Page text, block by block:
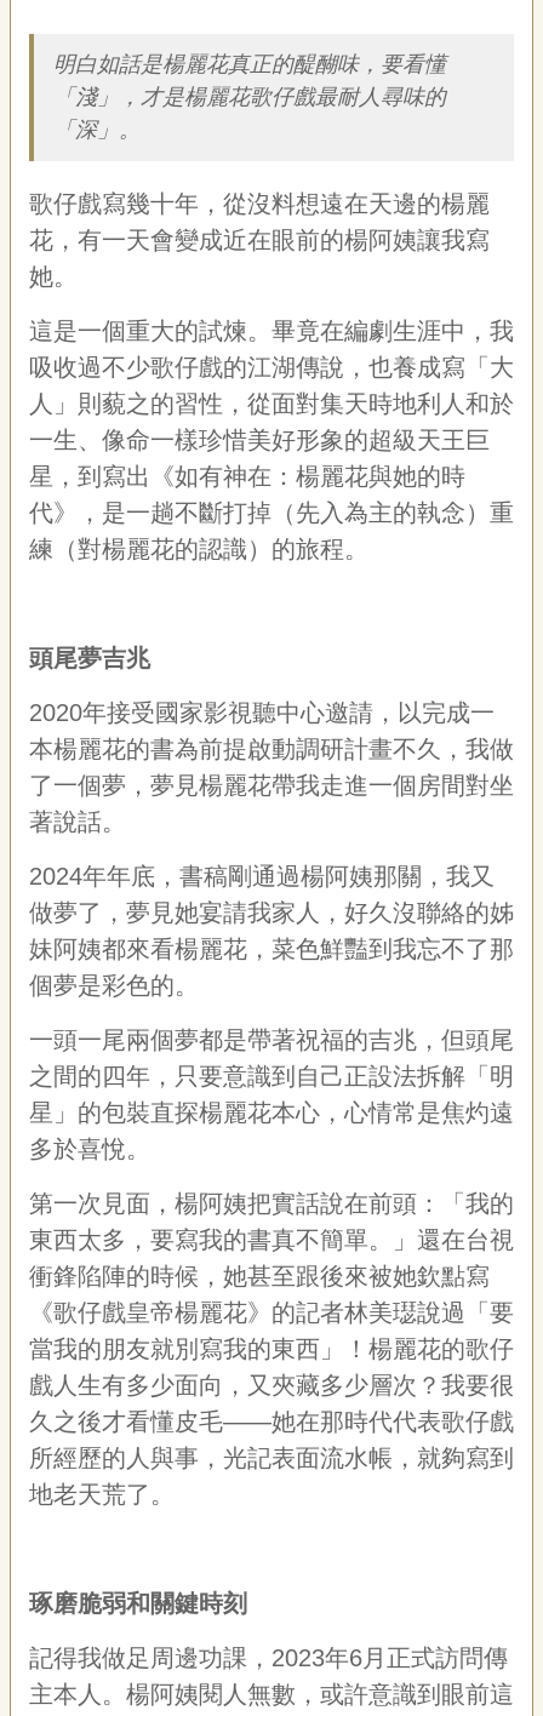
影
音
專
區
關
於
們
隱
私
權
宣
告
網
導
覽
聯
絡
我
資
安
全
策
訊
府
站
資
開
宣
告
網
導
覽
e
o
o
明白如話是楊麗花真正的醍醐味，要看懂
「淺」，才是楊麗花歌仔戲最耐人尋味的
「深」。
歌仔戲寫幾十年，從沒料想遠在天邊的楊麗
花，有一天會變成近在眼前的楊阿姨讓我寫
她。
這是一個重大的試煉。畢竟在編劇生涯中，我
吸收過不少歌仔戲的江湖傳說，也養成寫「大
人」則藐之的習性，從面對集天時地利人和於
一生、像命一樣珍惜美好形象的超級天王巨
星，到寫出《如有神在：楊麗花與她的時
代》，是一趟不斷打掉（先入為主的執念）重
練（對楊麗花的認識）的旅程。
頭尾夢吉兆
2020年接受國家影視聽中心邀請，以完成一
本楊麗花的書為前提啟動調研計畫不久，我做
了一個夢，夢見楊麗花帶我走進一個房間對坐
著說話。
2024年年底，書稿剛通過楊阿姨那關，我又
做夢了，夢見她宴請我家人，好久沒聯絡的姊
妹阿姨都來看楊麗花，菜色鮮豔到我忘不了那
個夢是彩色的。
一頭一尾兩個夢都是帶著祝福的吉兆，但頭尾
之間的四年，只要意識到自己正設法拆解「明
星」的包裝直探楊麗花本心，心情常是焦灼遠
多於喜悅。
第一次見面，楊阿姨把實話說在前頭：「我的
東西太多，要寫我的書真不簡單。」還在台視
衝鋒陷陣的時候，她甚至跟後來被她欽點寫
《歌仔戲皇帝楊麗花》的記者林美璱說過「要
當我的朋友就別寫我的東西」！楊麗花的歌仔
戲人生有多少面向，又夾藏多少層次？我要很
久之後才看懂皮毛——她在那時代代表歌仔戲
所經歷的人與事，光記表面流水帳，就夠寫到
地老天荒了。
琢磨脆弱和關鍵時刻
記得我做足周邊功課，2023年6月正式訪問傳
主本人。楊阿姨閱人無數，或許意識到眼前這